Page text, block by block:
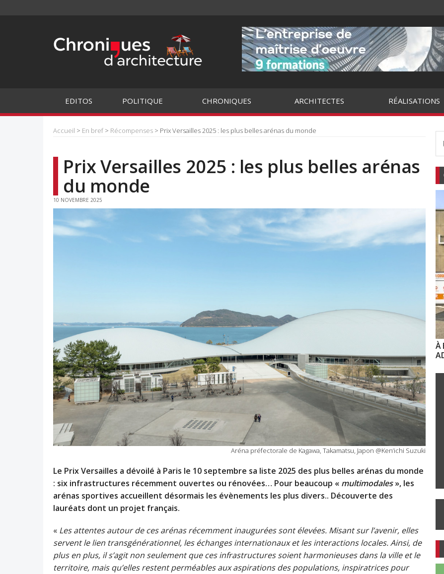
EDITOS POLITIQUE CHRONIQUES ARCHITECTES RÉALISATIONS
Accueil > En bref > Récompenses > Prix Versailles 2025 : les plus belles arénas du monde
Prix Versailles 2025 : les plus belles arénas
du monde
10 NOVEMBRE 2025
Aréna préfectorale de Kagawa, Takamatsu, Japon @Ken’ichi Suzuki
Le Prix Versailles a dévoilé à Paris le 10 septembre sa liste 2025 des plus belles arénas du monde
: six infrastructures récemment ouvertes ou rénovées… Pour beaucoup « multimodales», les
arénas sportives accueillent désormais les évènements les plus divers.. Découverte des
lauréats dont un projet français.
« Les attentes autour de ces arénas récemment inaugurées sont élevées. Misant sur l’avenir, elles
servent le lien transgénérationnel, les échanges internationaux et les interactions locales. Ainsi, de
plus en plus, il s’agit non seulement que ces infrastructures soient harmonieuses dans la ville et le
territoire, mais qu’elles restent perméables aux aspirations des populations, inspiratrices pour
À